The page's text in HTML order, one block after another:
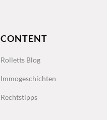
CONTENT
Rolletts Blog
Immogeschichten
Rechtstipps